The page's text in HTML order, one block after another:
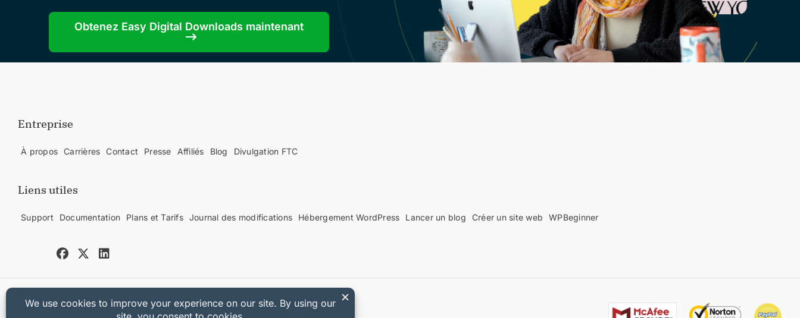
Obtenez Easy Digital Downloads maintenant
Entreprise
À propos Carrières Contact Presse Affiliés Blog Divulgation FTC
Liens utiles
Support Documentation Plans et Tarifs Journal des modifications Hébergement WordPress Lancer un blog Créer un site web WPBeginner
Conditions d'utilisation Plan du site Coupon Easy Digital Downloads